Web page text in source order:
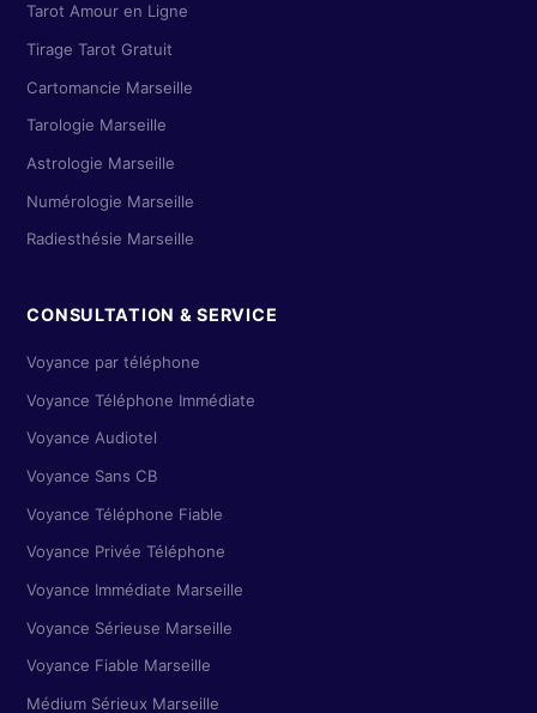
Tarot Amour en Ligne
Tirage Tarot Gratuit
Cartomancie Marseille
Tarologie Marseille
Astrologie Marseille
Numérologie Marseille
Radiesthésie Marseille
CONSULTATION & SERVICE
Voyance par téléphone
Voyance Téléphone Immédiate
Voyance Audiotel
Voyance Sans CB
Voyance Téléphone Fiable
Voyance Privée Téléphone
Voyance Immédiate Marseille
Voyance Sérieuse Marseille
Voyance Fiable Marseille
Médium Sérieux Marseille